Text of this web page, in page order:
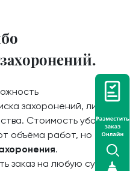
захоронений, либо
Стоимость уборки
объёма работ, но
.
заказ на любую сумму,